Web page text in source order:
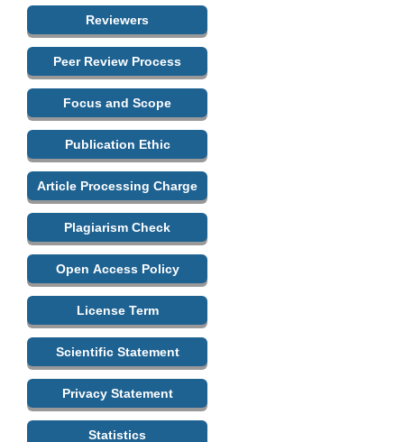
Reviewers
Peer Review Process
Focus and Scope
Publication Ethic
Article Processing Charge
Plagiarism Check
Open Access Policy
License Term
Scientific Statement
Privacy Statement
Statistics